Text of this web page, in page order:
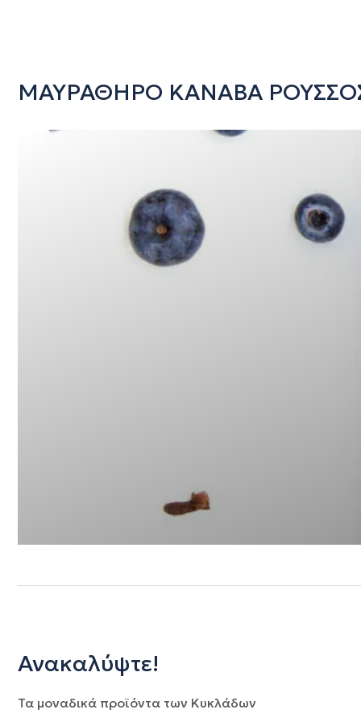
ΜΑΥΡΑΘΗΡΟ ΚΑΝΑΒΑ
Ανακαλύψτε!
Τα μοναδικά προϊόντα των Κυκλάδων